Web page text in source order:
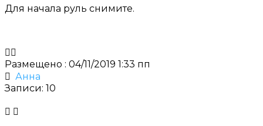
Для начала руль снимите.
Размещено : 04/11/2019 1:33 пп
Анна
Записи: 10